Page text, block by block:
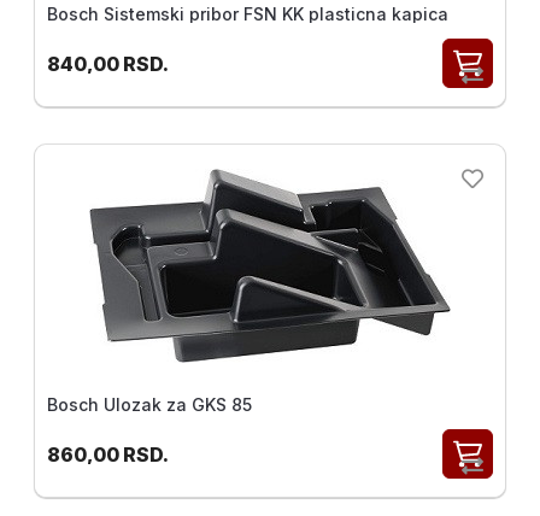
Bosch Sistemski pribor FSN KK plasticna kapica
840,00 RSD.
Bosch Ulozak za GKS 85
860,00 RSD.